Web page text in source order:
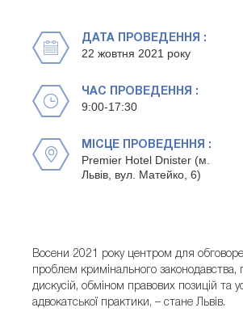
ДАТА ПРОВЕДЕННЯ :
22 жовтня 2021 року
ЧАС ПРОВЕДЕННЯ :
9:00-17:30
МІСЦЕ ПРОВЕДЕННЯ :
Premier Hotel Dnister (м.
Львів, вул. Матейко, 6)
Восени 2021 року центром для
проблем кримінального законодавства,
дискусій, обміном правових позицій та
адвокатської практики, – стане Львів.